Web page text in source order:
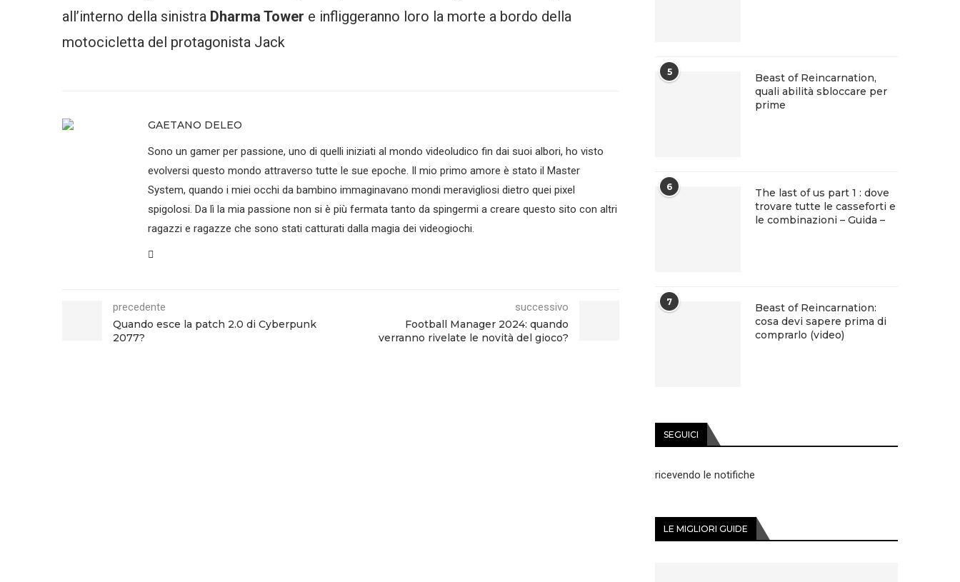
all’interno della sinistra Dharma Tower e infliggeranno loro la morte a bordo della
motocicletta del protagonista Jack
GAETANO DELEO
Sono un gamer per passione, uno di quelli iniziati al mondo videoludico fin dai suoi albori, ho visto
evolversi questo mondo attraverso tutte le sue epoche. Il mio primo amore è stato il Master
System, quando i miei occhi da bambino immaginavano mondi meravigliosi dietro quei pixel
spigolosi. Da lì la mia passione non si è più fermata tanto da spingermi a creare questo sito con altri
ragazzi e ragazze che sono stati catturati dalla magia dei videogiochi.
precedente
Quando esce la patch 2.0 di Cyberpunk
2077?
successivo
Football Manager 2024: quando
verranno rivelate le novità del gioco?
5
Beast of Reincarnation,
quali abilità sbloccare per
prime
6
The last of us part 1 : dove
trovare tutte le casseforti e
le combinazioni – Guida –
7
Beast of Reincarnation:
cosa devi sapere prima di
comprarlo (video)
SEGUICI
ricevendo le notifiche
LE MIGLIORI GUIDE